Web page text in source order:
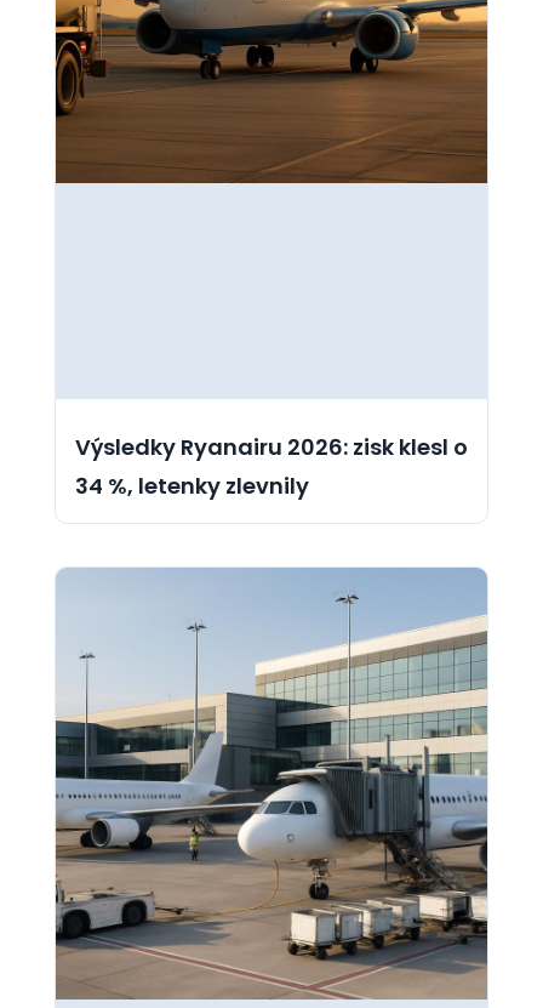
Výsledky Ryanairu 2026: zisk klesl o
34 %, letenky zlevnily